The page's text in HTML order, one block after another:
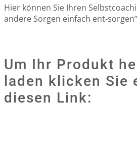
Hier können Sie Ihren
andere Sorgen einfach ent-
Um Ihr Produkt
laden klicken Sie
diesen Link: